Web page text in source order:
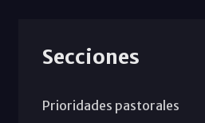
Secciones
Prioridades pastorales